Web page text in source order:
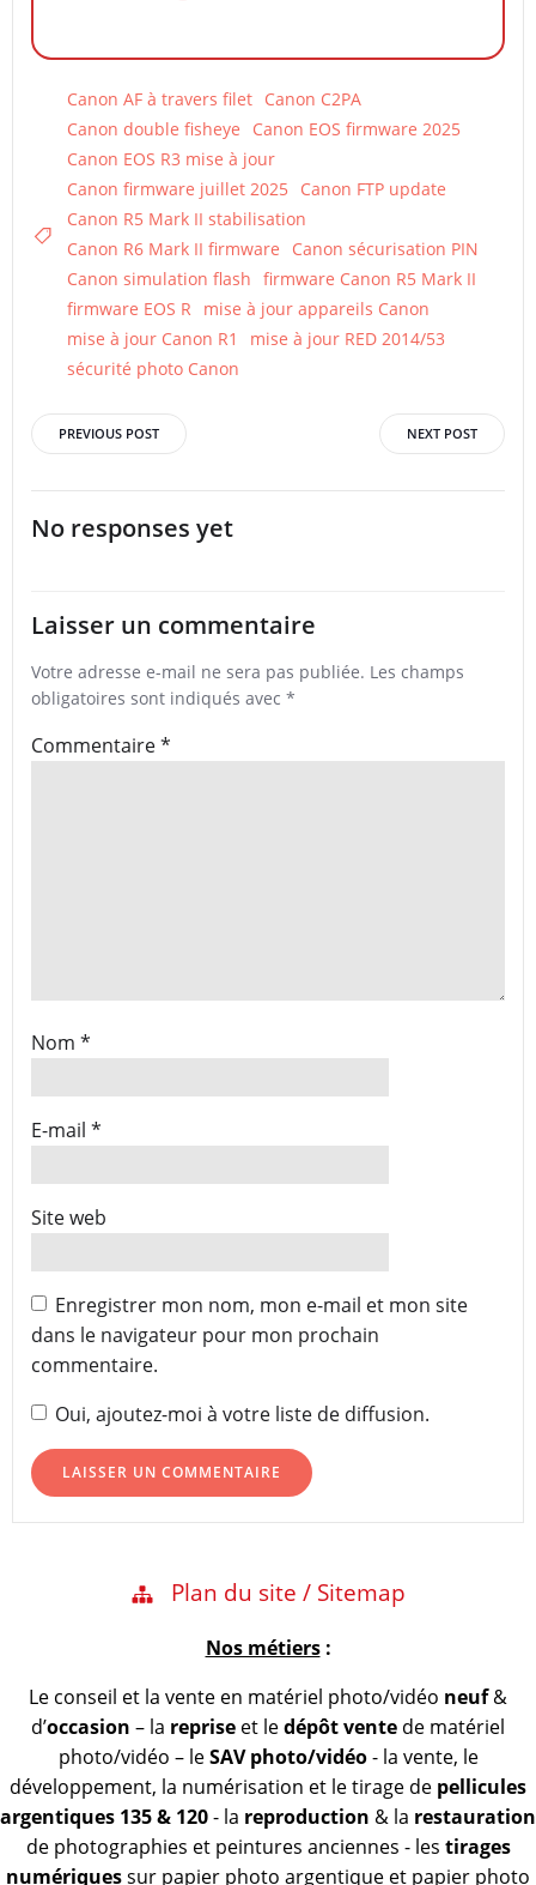
Canon AF à travers filet Canon C2PA
Canon double fisheye
Canon EOS firmware 2025
Canon EOS R3 mise à jour
Canon firmware juillet 2025
Canon FTP update
Canon R5 Mark II stabilisation
Canon R6 Mark II firmware
Canon sécurisation PIN
Canon simulation flash firmware Canon R5 Mark II
firmware EOS R
mise à jour appareils Canon
mise à jour Canon R1
mise à jour RED 2014/53
sécurité photo Canon
Post
navigation
PREVIOUS POST
navigation
NEXT POST
No responses yet
Laisser un commentaire
Votre adresse e-mail ne sera pas publiée. Les champs
obligatoires sont indiqués avec *
Commentaire*
Nom *
E-mail *
Site web
Enregistrer mon nom, mon e-mail et mon site
dans le navigateur pour mon prochain
commentaire.
Oui, ajoutez-moi à votre liste de diffusion.
Plan du site / Sitemap
Nos métiers:
Le conseil et la vente en matériel photo/vidéo neuf&
d’occasion – la reprise et ledépôt vente de matériel
photo/vidéo – leSAV photo/vidéo- la vente, le
développement, la numérisation et le tirage de pellicules
argentiques 135 & 120- la reproduction & la restauration
de photographies et peintures anciennes - les tirages
numériquessur papier photo argentique et papier photo